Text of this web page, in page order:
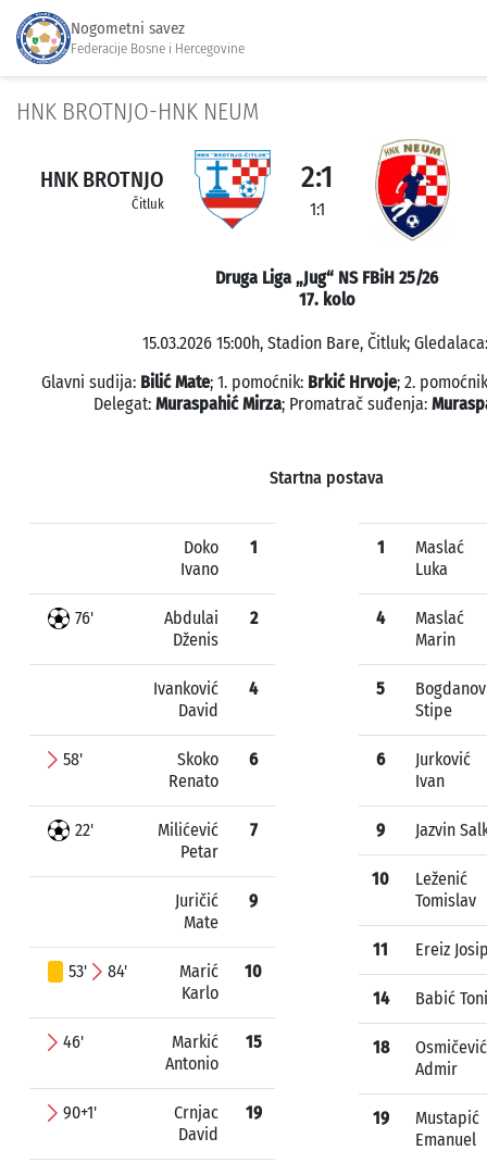
Nogometni savez
Federacije Bosne i Hercegovine
HNK BROTNJO-HNK NEUM
HNK BROTNJO
Čitluk
2:1
1:1
Druga Liga „Jug“ NS FBiH 25/26
17. kolo
15.03.2026 15:00h, Stadion Bare, Čitluk;
Glavni sudija: Bilić Mate; 1. pomoćnik: Brkić Hrvoje; 2.
Delegat: Muraspahić Mirza; Promatrač suđenja:
Startna postava
Doko
Ivano
1
76'
Abdulai
Dženis
2
Ivanković
David
4
58'
Skoko
Renato
6
22'
Milićević
Petar
7
Juričić
Mate
9
53' 84'
Marić
Karlo
10
46'
Markić
Antonio
15
90+1'
Crnjac
David
19
1
Maslać
Luka
4
Maslać
Marin
5
Stipe
6
Jurković
Ivan
9 Jazvin
10
Leženić
Tomislav
11 Ereiz
14 Babić Toni
18
Osmičević
Admir
19
Mustapić
Emanuel